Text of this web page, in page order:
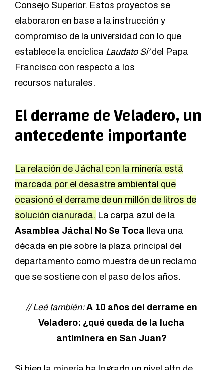
Consejo Superior. Estos proyectos se
elaboraron en base a la instrucción y
compromiso de la universidad con lo que
establece la encíclica Laudato Si’del Papa
Francisco con respecto a los
recursos naturales.
El derrame de Veladero, un
antecedente importante
La relación de Jáchal con la minería está
marcada por el desastre ambiental que
ocasionó el derrame de un millón de litros de
solución cianurada. La carpa azul de la
Asamblea Jáchal No Se Toca
lleva una
década en pie sobre la plaza principal del
departamento como muestra de un reclamo
que se sostiene con el paso de los años.
// Leé también:A 10 años del derrame en
Veladero: ¿qué queda de la lucha
antiminera en San Juan?